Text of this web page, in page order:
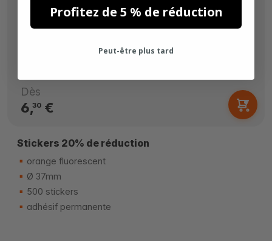
Dès
6,30€
Stickers 20% de réduction
orange fluorescent
Ø 37mm
500 stickers
adhésif permanente
Profitez de 5 % de réduction
Peut-être plus tard